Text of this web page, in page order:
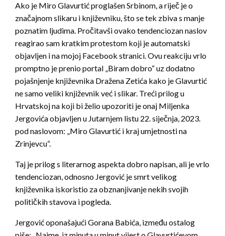
Ako je Miro Glavurtić proglašen Srbinom, a riječ je o
značajnom slikaru i književniku, što se tek zbiva s manje
poznatim ljudima. Pročitavši ovako tendenciozan naslov
reagirao sam kratkim protestom koji je automatski
objavljen i na mojoj Facebook stranici. Ovu reakciju vrlo
promptno je prenio portal „Biram dobro“ uz dodatno
pojašnjenje književnika Dražena Zetića kako je Glavurtić
ne samo veliki književnik već i slikar. Treći prilog u
Hrvatskoj na koji bi želio upozoriti je onaj Miljenka
Jergovića objavljen u Jutarnjem listu 22. siječnja, 2023.
pod naslovom: „Miro Glavurtić i kraj umjetnosti na
Zrinjevcu“.
Taj je prilog s literarnog aspekta dobro napisan, ali je vrlo
tendenciozan, odnosno Jergović je smrt velikog
književnika iskoristio za obznanjivanje nekih svojih
političkih stavova i pogleda.
Jergović oponašajući Gorana Babića, između ostalog